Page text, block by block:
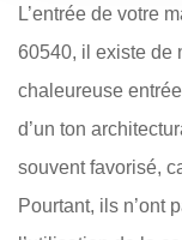
L’entrée de votre
60540, il existe de
chaleureuse
d’un ton
souvent favorisé,
Pourtant, ils n’ont